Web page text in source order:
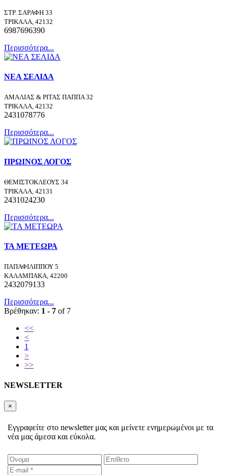
ΣΤΡ. ΣΑΡΑΦΗ 33
ΤΡΙΚΑΛΑ, 42132
6987696390
Περισσότερα...
ΝΕΑ ΣΕΛΙΔΑ
ΑΜΑΛΙΑΣ & ΡΙΤΑΣ ΠΑΠΠΑ 32
ΤΡΙΚΑΛΑ, 42132
2431078776
Περισσότερα...
ΠΡΩΙΝΟΣ ΛΟΓΟΣ
ΘΕΜΙΣΤΟΚΛΕΟΥΣ 34
ΤΡΙΚΑΛΑ, 42131
2431024230
Περισσότερα...
ΤΑ ΜΕΤΕΩΡΑ
ΠΑΠΑΦΙΛΙΠΠΟΥ 5
ΚΑΛΑΜΠΑΚΑ, 42200
2432079133
Περισσότερα...
Βρέθηκαν: 1 - 7 of 7
<<
<
1
>
>>
NEWSLETTER
×
Εγγραφείτε στο newsletter μας και μείνετε ενημερωμένοι με τα
νέα μας άμεσα και εύκολα.